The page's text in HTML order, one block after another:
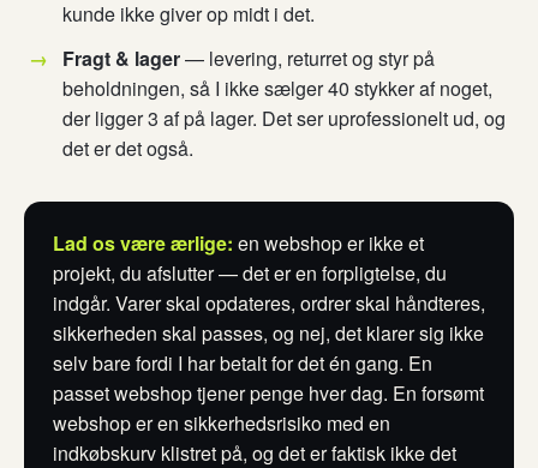
kunde ikke giver op midt i det.
Fragt & lager— levering, returret og styr på
beholdningen, så I ikke sælger 40 stykker af noget,
der ligger 3 af på lager. Det ser uprofessionelt ud, og
det er det også.
Lad os være ærlige: en webshop er ikke et
projekt, du afslutter — det er en forpligtelse, du
indgår. Varer skal opdateres, ordrer skal håndteres,
sikkerheden skal passes, og nej, det klarer sig ikke
selv bare fordi I har betalt for det én gang. En
passet webshop tjener penge hver dag. En forsømt
webshop er en sikkerhedsrisiko med en
indkøbskurv klistret på, og det er faktisk ikke det